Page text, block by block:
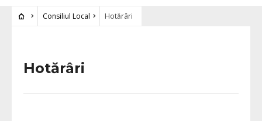
Consiliul Local Hotărâri
Hotărâri